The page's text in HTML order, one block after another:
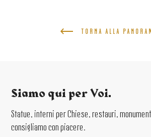
TORNA ALLA
Siamo qui per Voi.
Statue, interni per Chiese, restauri,
consigliamo con piacere.